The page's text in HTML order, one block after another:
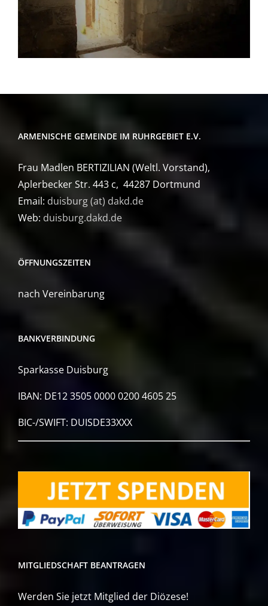
ARMENISCHE GEMEINDE IM RUHRGEBIET E.V.
Frau Madlen BERTIZILIAN (Weltl. Vorstand),
Aplerbecker Str. 443 c, 44287 Dortmund
Email: duisburg (at) dakd.de
Web: duisburg.dakd.de
ÖFFNUNGSZEITEN
nach Vereinbarung
BANKVERBINDUNG
Sparkasse Duisburg
IBAN: DE12 3505 0000 0200 4605 25
BIC-/SWIFT: DUISDE33XXX
MITGLIEDSCHAFT BEANTRAGEN
Werden Sie jetzt Mitglied der Diözese!